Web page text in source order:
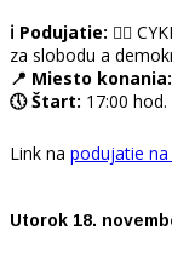
ℹ️ Podujatie: 🚴‍♀️
za slobodu a
📍 Miesto konania:
🕔 Štart: 17:00 hod.
Link na podujatie
Utorok 18.